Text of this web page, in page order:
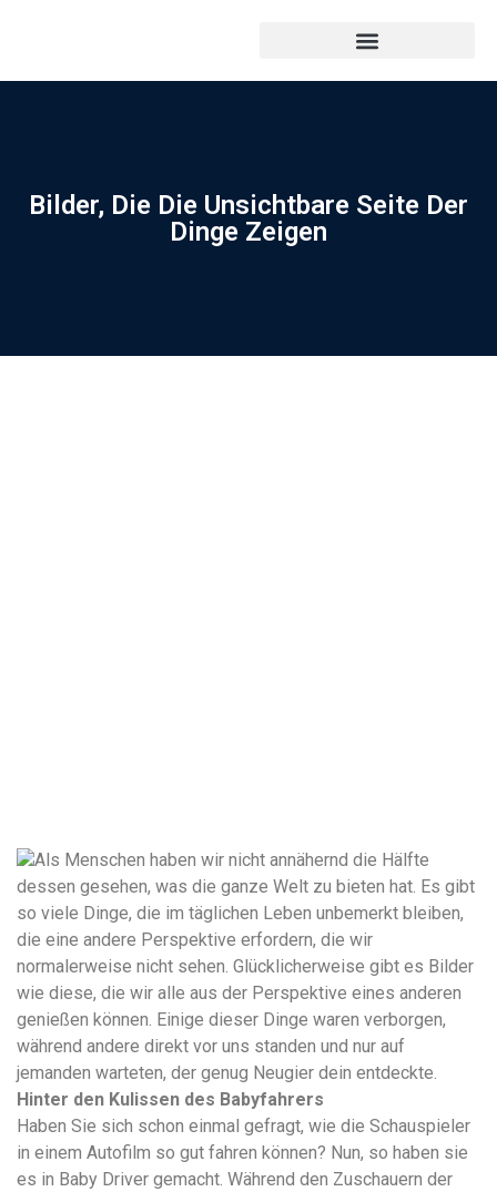
Bilder, Die Die Unsichtbare Seite Der
Dinge Zeigen
Als Menschen haben wir nicht annähernd die Hälfte
dessen gesehen, was die ganze Welt zu bieten hat. Es gibt
so viele Dinge, die im täglichen Leben unbemerkt bleiben,
die eine andere Perspektive erfordern, die wir
normalerweise nicht sehen. Glücklicherweise gibt es Bilder
wie diese, die wir alle aus der Perspektive eines anderen
genießen können. Einige dieser Dinge waren verborgen,
während andere direkt vor uns standen und nur auf
jemanden warteten, der genug Neugier dein entdeckte.
Hinter den Kulissen des Babyfahrers
Haben Sie sich schon einmal gefragt, wie die Schauspieler
in einem Autofilm so gut fahren können? Nun, so haben sie
es in Baby Driver gemacht. Während den Zuschauern der